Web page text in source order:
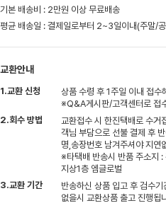
기본 배송비 : 2만원 이상 무료배송
평균 배송일 : 결제일로부터 2~3일이내(주말/
교환안내
1.교환 신청
상품 수령 후 1주일 이내 접
※Q&A게시판/고객센터로 접
2.회수 방법
교환접수 시 한진택배로 수거
객님 부담으로 선불 결제 후
명,송장번호 남겨주셔야 지연
※타택배 반송시 반품 주소지
지상1층 엠글로벌
3.교환 기간
반송하신 상품 입고 후 검수
없을시 교환상품 출고 진행됩